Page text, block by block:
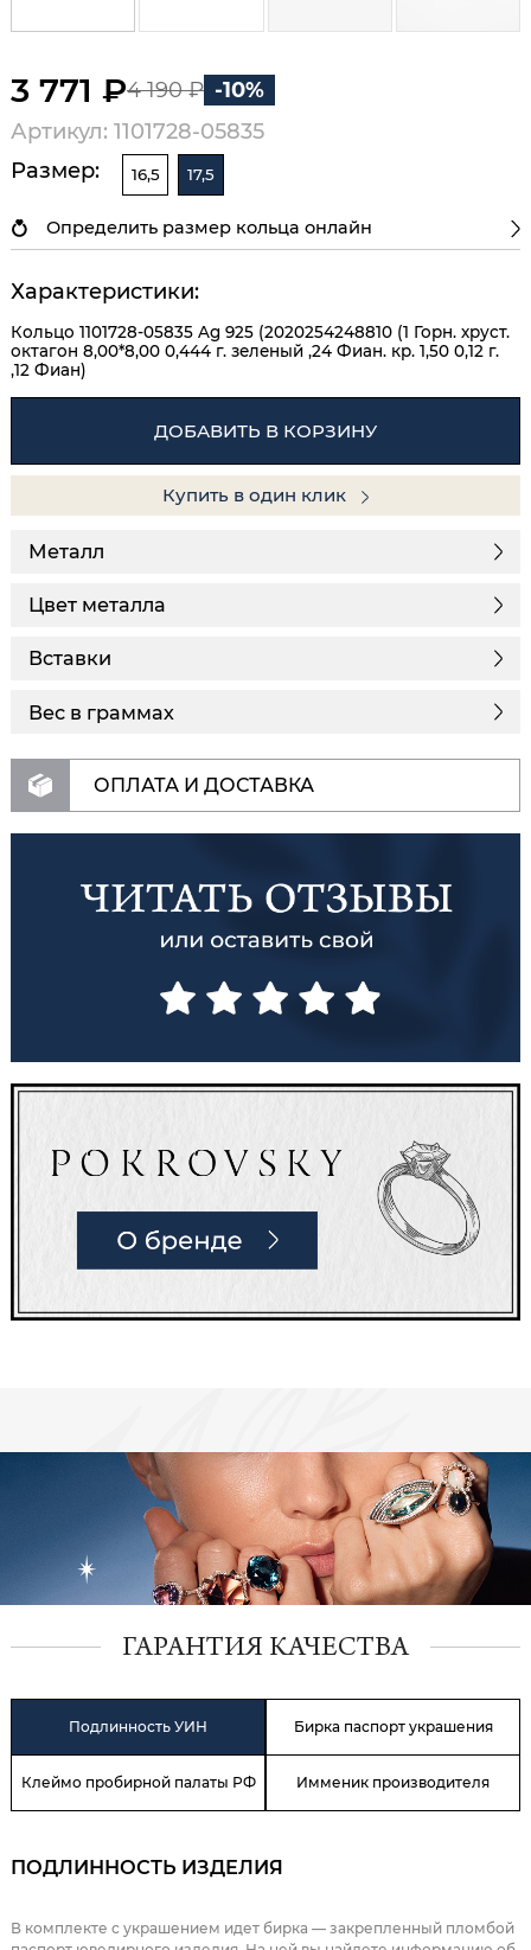
3 771 ₽4 190 ₽ -10%
Артикул: 1101728-05835
Размер:
16,5 17,5
Определить размер кольца онлайн
Характеристики:
Кольцо 1101728-05835 Ag 925 (2020254248810 (1 Горн. хруст.
октагон 8,00*8,00 0,444 г. зеленый ,24 Фиан. кр. 1,50 0,12 г.
,12 Фиан)
ДОБАВИТЬ В КОРЗИНУ
Купить в один клик
Металл
Цвет металла
Вставки
Вес в граммах
ОПЛАТА И ДОСТАВКА
ГАРАНТИЯ КАЧЕСТВА
Подлинность УИН Бирка паспорт украшения
Клеймо пробирной палаты РФ Имменик производителя
ПОДЛИННОСТЬ ИЗДЕЛИЯ
В комплекте с украшением идет бирка — закрепленный пломбой